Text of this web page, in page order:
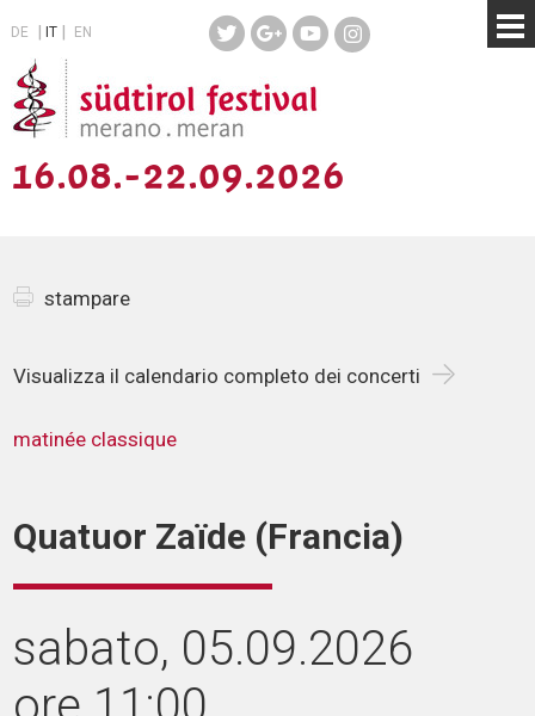
DE IT EN
16.08.-22.09.2026
matinée classique
stampare
Visualizza il calendario completo dei concerti
Quatuor Zaïde (Francia)
sabato, 05.09.2026